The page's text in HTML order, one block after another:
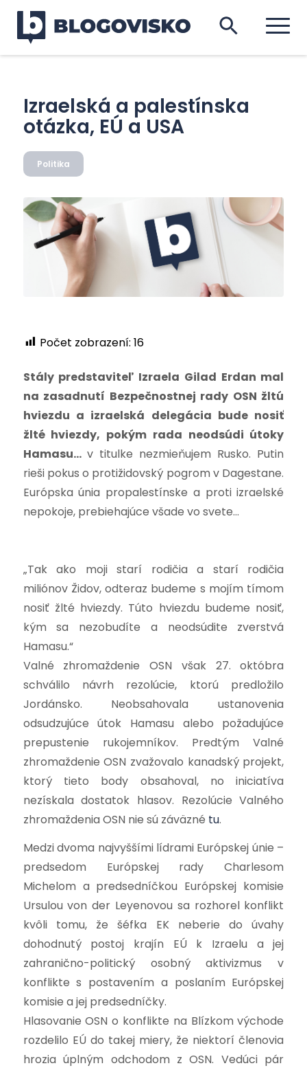
Izraelská a palestínska
otázka, EÚ a USA
Politika
Počet zobrazení: 16
Stály predstaviteľ Izraela Gilad Erdan mal
na zasadnutí Bezpečnostnej rady OSN žltú
hviezdu a izraelská delegácia bude nosiť
žlté hviezdy, pokým rada neodsúdi útoky
Hamasu… v titulke nezmieňujem Rusko. Putin
rieši pokus o protižidovský pogrom v Dagestane.
Európska únia propalestínske a proti izraelské
nepokoje, prebiehajúce všade vo svete…
„Tak ako moji starí rodičia a starí rodičia
miliónov Židov, odteraz budeme s mojím tímom
nosiť žlté hviezdy. Túto hviezdu budeme nosiť,
kým sa nezobudíte a neodsúdite zverstvá
Hamasu.“
Valné zhromaždenie OSN však 27. októbra
schválilo návrh rezolúcie, ktorú predložilo
Jordánsko. Neobsahovala ustanovenia
odsudzujúce útok Hamasu alebo požadujúce
prepustenie rukojemníkov. Predtým Valné
zhromaždenie OSN zvažovalo kanadský projekt,
ktorý tieto body obsahoval, no iniciatíva
nezískala dostatok hlasov. Rezolúcie Valného
zhromaždenia OSN nie sú záväzné tu.
Medzi dvoma najvyššími lídrami Európskej únie –
predsedom Európskej rady Charlesom
Michelom a predsedníčkou Európskej komisie
Ursulou von der Leyenovou sa rozhorel konflikt
kvôli tomu, že šéfka EK neberie do úvahy
dohodnutý postoj krajín EÚ k Izraelu a jej
zahranično-politický osobný aktivizmus v
konflikte s postavením a poslaním Európskej
komisie a jej predsedníčky.
Hlasovanie OSN o konflikte na Blízkom východe
rozdelilo EÚ do takej miery, že niektorí členovia
hrozia úplným odchodom z OSN. Vedúci pár